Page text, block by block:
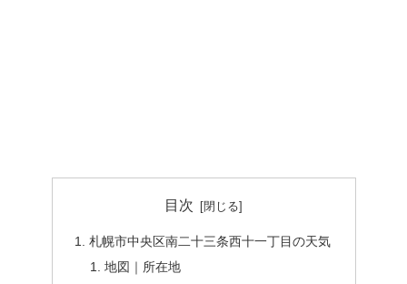
目次
札幌市中央区南二十三条西十一丁目の天気
地図｜所在地